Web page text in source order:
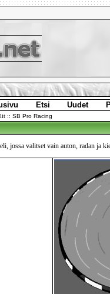
Etsi Uudet
::SB Pro Racing
jossa valitset vain auton, radan ja